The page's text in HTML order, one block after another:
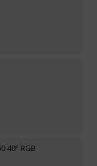
40° RGB